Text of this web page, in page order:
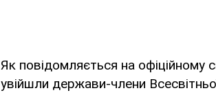
Як повідомляється на офіційному
увійшли держави-члени